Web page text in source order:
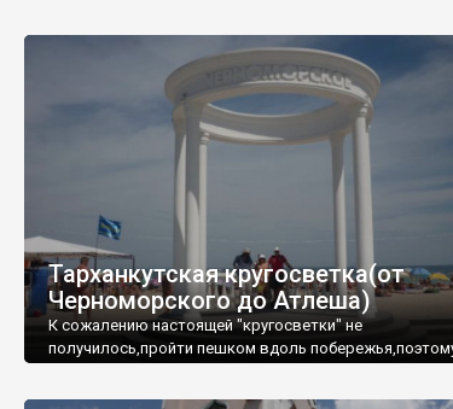
Тарханкутская кругосветка(от
Черноморского до Атлеша)
К сожалению настоящей "кругосветки" не
получилось,пройти пешком вдоль